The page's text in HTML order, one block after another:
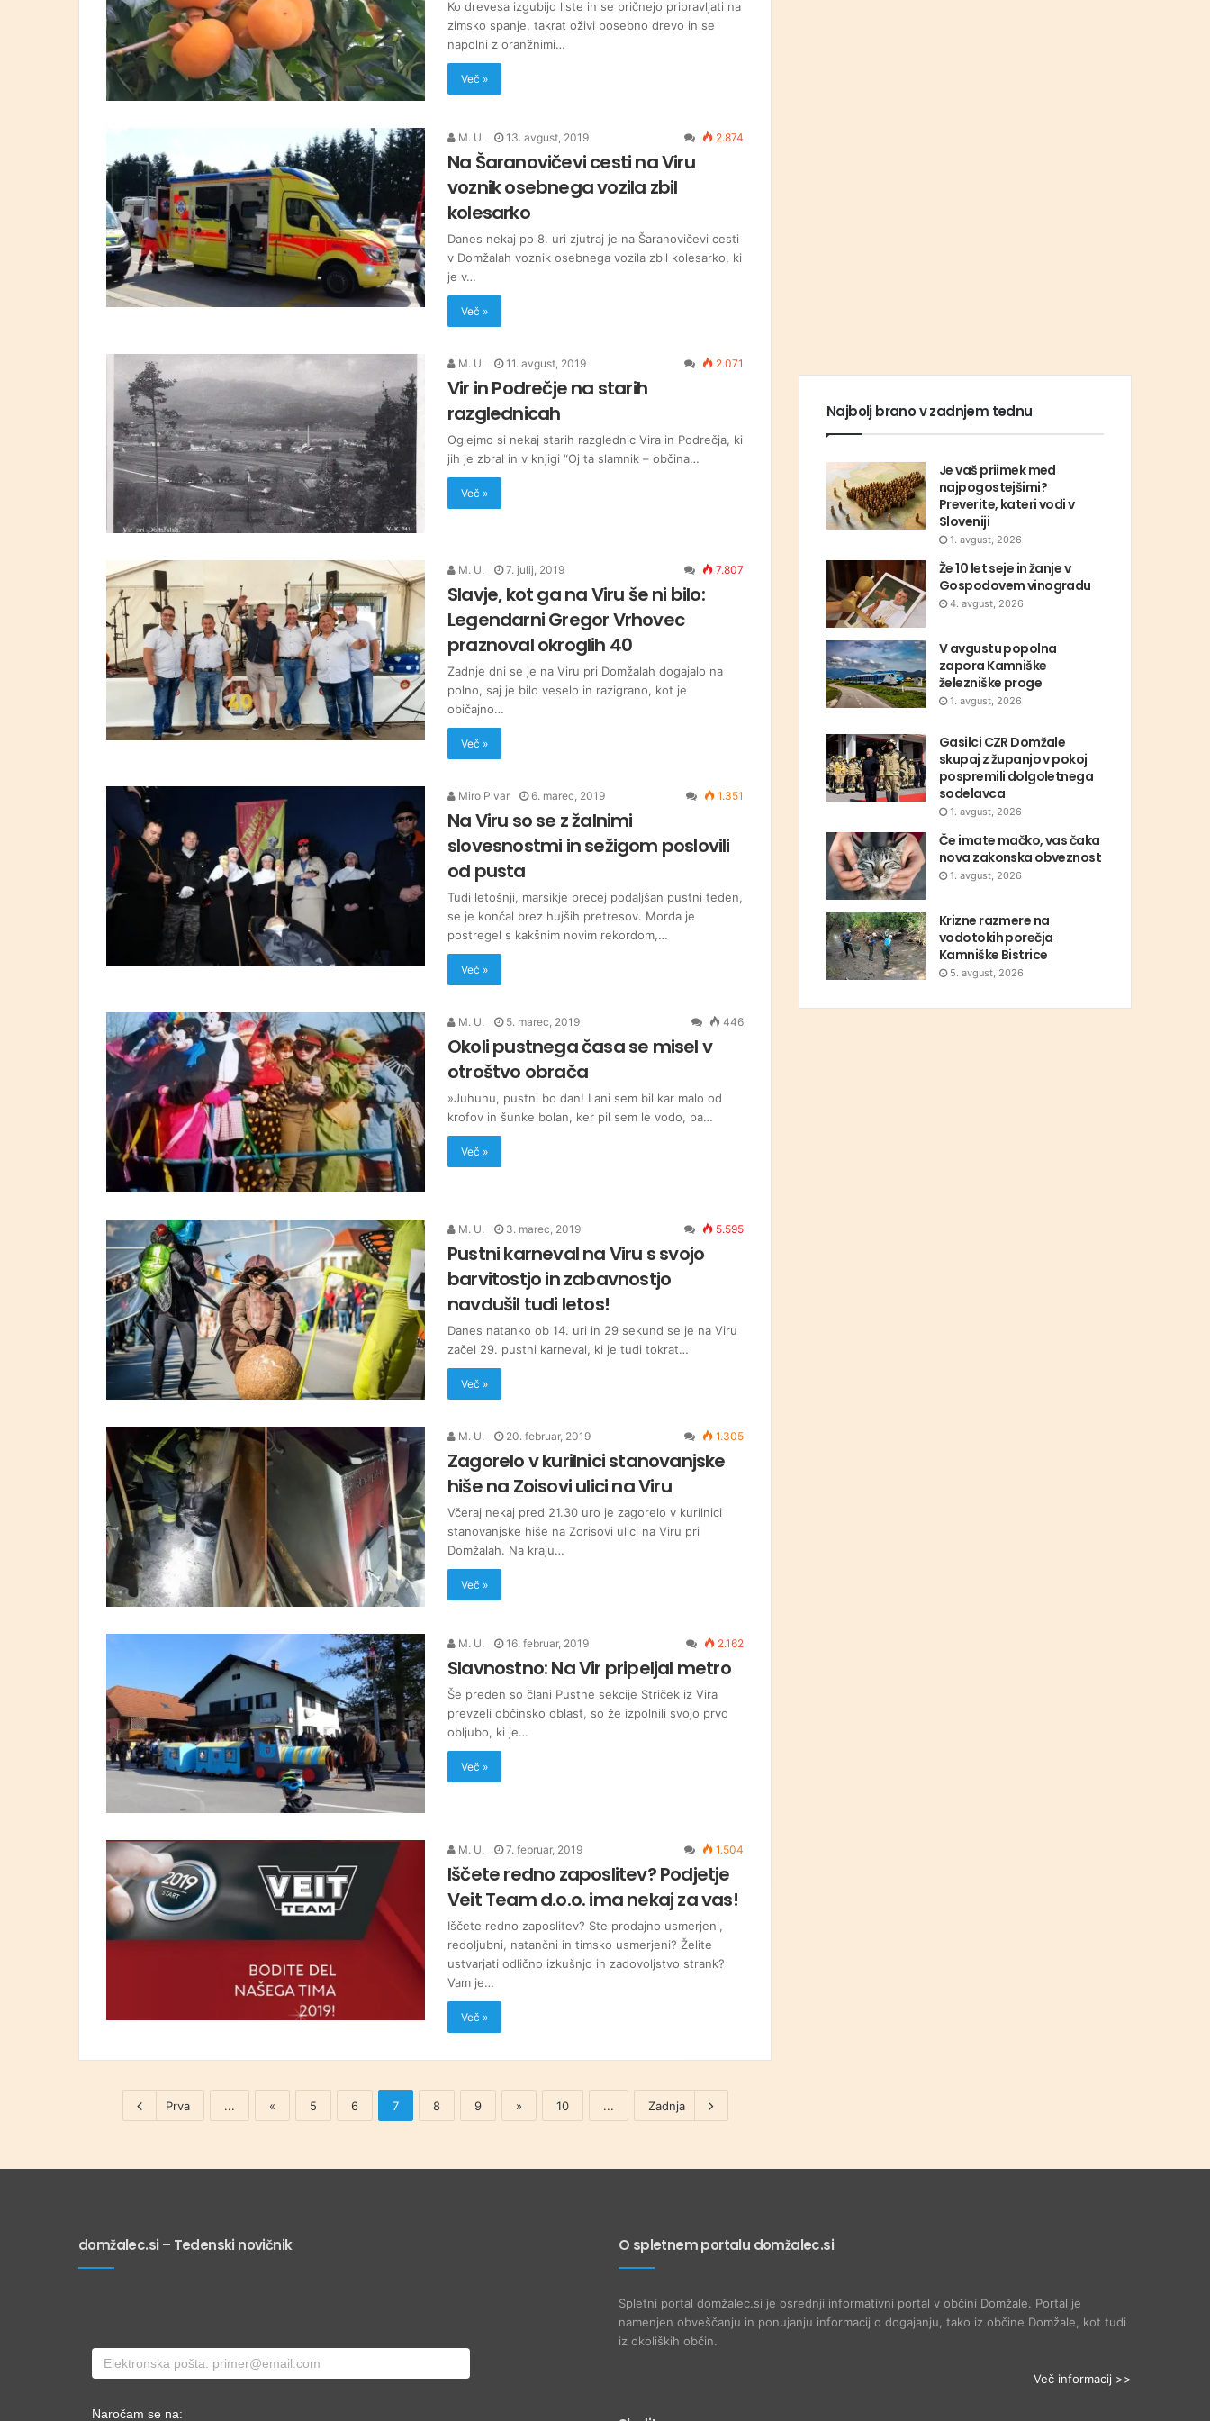
Ko drevesa izgubijo liste in se pričnejo pripravljati na
zimsko spanje, takrat oživi posebno drevo in se
napolni z oranžnimi…
Več »
M. U. 13. avgust, 2019 2.874
Na Šaranovičevi cesti na Viru
voznik osebnega vozila zbil
kolesarko
Danes nekaj po 8. uri zjutraj je na Šaranovičevi cesti
v Domžalah voznik osebnega vozila zbil kolesarko, ki
je v…
Več »
M. U. 11. avgust, 2019 2.071
Vir in Podrečje na starih
razglednicah
Oglejmo si nekaj starih razglednic Vira in Podrečja, ki
jih je zbral in v knjigi “Oj ta slamnik – občina…
Več »
M. U. 7. julij, 2019 7.807
Slavje, kot ga na Viru še ni bilo:
Legendarni Gregor Vrhovec
praznoval okroglih 40
Zadnje dni se je na Viru pri Domžalah dogajalo na
polno, saj je bilo veselo in razigrano, kot je
običajno…
Več »
Miro Pivar 6. marec, 2019 1.351
Na Viru so se z žalnimi
slovesnostmi in sežigom poslovili
od pusta
Tudi letošnji, marsikje precej podaljšan pustni teden,
se je končal brez hujših pretresov. Morda je
postregel s kakšnim novim rekordom,…
Več »
M. U. 5. marec, 2019 446
Okoli pustnega časa se misel v
otroštvo obrača
»Juhuhu, pustni bo dan! Lani sem bil kar malo od
krofov in šunke bolan, ker pil sem le vodo, pa…
Več »
M. U. 3. marec, 2019 5.595
Pustni karneval na Viru s svojo
barvitostjo in zabavnostjo
navdušil tudi letos!
Danes natanko ob 14. uri in 29 sekund se je na Viru
začel 29. pustni karneval, ki je tudi tokrat…
Več »
M. U. 20. februar, 2019 1.305
Zagorelo v kurilnici stanovanjske
hiše na Zoisovi ulici na Viru
Včeraj nekaj pred 21.30 uro je zagorelo v kurilnici
stanovanjske hiše na Zorisovi ulici na Viru pri
Domžalah. Na kraju…
Več »
M. U. 16. februar, 2019 2.162
Slavnostno: Na Vir pripeljal metro
Še preden so člani Pustne sekcije Striček iz Vira
prevzeli občinsko oblast, so že izpolnili svojo prvo
obljubo, ki je…
Več »
M. U. 7. februar, 2019 1.504
Iščete redno zaposlitev? Podjetje
Veit Team d.o.o. ima nekaj za vas!
Iščete redno zaposlitev? Ste prodajno usmerjeni,
redoljubni, natančni in timsko usmerjeni? Želite
ustvarjati odlično izkušnjo in zadovoljstvo strank?
Vam je…
Več »
Prva ... « 5 6 7 8 9 » 10 ... Zadnja
Najbolj brano v zadnjem tednu
Je vaš priimek med
najpogostejšimi?
Preverite, kateri vodi v
Sloveniji
1. avgust, 2026
Že 10 let seje in žanje v
Gospodovem vinogradu
4. avgust, 2026
V avgustu popolna
zapora Kamniške
železniške proge
1. avgust, 2026
Gasilci CZR Domžale
skupaj z županjo v pokoj
pospremili dolgoletnega
sodelavca
1. avgust, 2026
Če imate mačko, vas čaka
nova zakonska obveznost
1. avgust, 2026
Krizne razmere na
vodotokih porečja
Kamniške Bistrice
5. avgust, 2026
domžalec.si – Tedenski novičnik
Naročam se na:
O spletnem portalu domžalec.si
Spletni portal domžalec.si je osrednji informativni portal v občini Domžale. Portal je
namenjen obveščanju in ponujanju informacij o dogajanju, tako iz občine Domžale, kot tudi
iz okoliških občin.
Več informacij >>